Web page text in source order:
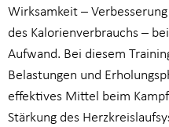
Wirksamkeit –
des Kalorienverbrauchs –
Aufwand. Bei diesem
Belastungen und
effektives Mittel beim
Stärkung des